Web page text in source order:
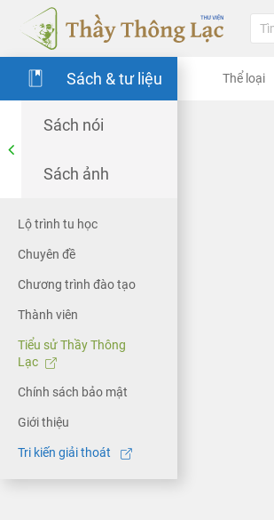
Sách & tư liệu
Sách nói
Sách ảnh
Lộ trình tu học
Chuyên đề
Chương trình đào tạo
Thành viên
Tiểu sử Thầy Thông
Lạc
Chính sách bảo mật
Giới thiệu
Tri kiến giải thoát
Thể loại